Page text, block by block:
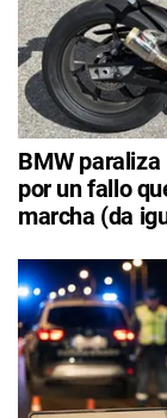
BMW paraliza
por un fallo
marcha (da